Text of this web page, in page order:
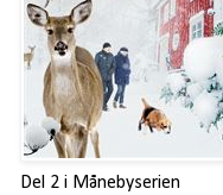
Del 2 i Månebyserien